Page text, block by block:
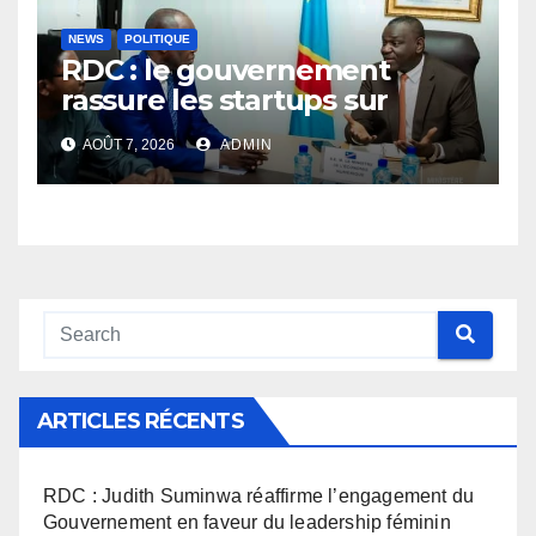
NEWS POLITIQUE
RDC : le gouvernement
rassure les startups sur
l’application des nouvelles
taxes dans le secteur du
numérique
AOÛT 7, 2026 ADMIN
ARTICLES RÉCENTS
RDC : Judith Suminwa réaffirme l’engagement du
Gouvernement en faveur du leadership féminin